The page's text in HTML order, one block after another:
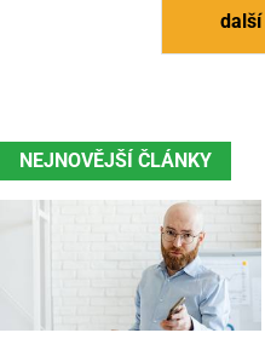
NEJNOVĚJŠÍ ČLÁNKY